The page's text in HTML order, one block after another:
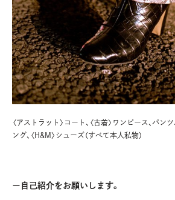
〈アストラット〉コート、〈古着〉ワンピース、パンツ
ング、 〈H&M〉シューズ（すべて本人私物）
ー自己紹介をお願いします。